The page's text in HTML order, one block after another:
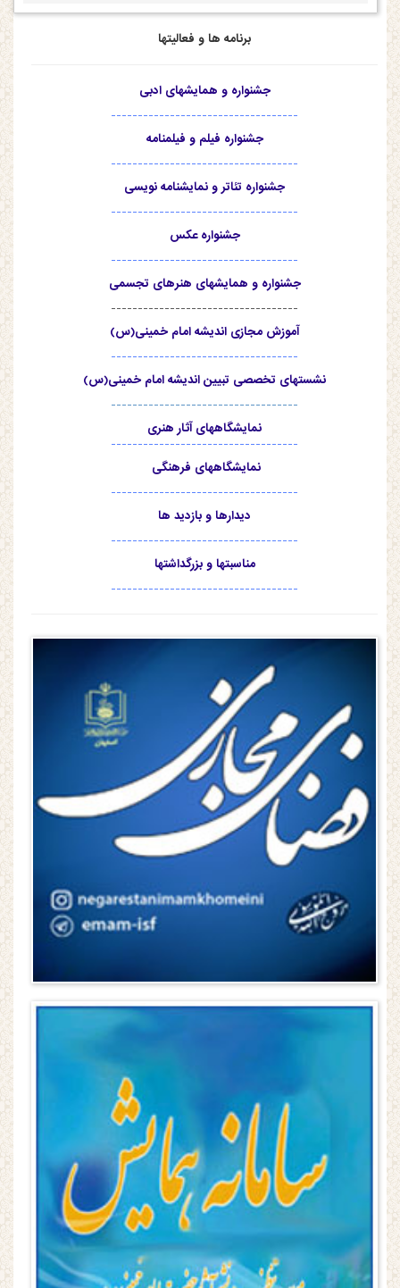
برنامه ها و فعالیتها
جشنواره و همایشهای ادبی
-----------------------------------
جشنواره فیلم و فیلمنامه
-----------------------------------
جشنواره تئاتر و نمایشنامه نویسی
-----------------------------------
جشنواره عکس
-----------------------------------
جشنواره و همایشهای هنرهای تجسمی
-----------------------------------
آموزش مجازی اندیشه امام خمینی(س)
-----------------------------------
نشستهای تخصصی تبیین اندیشه امام خمینی(س)
-----------------------------------
نمایشگاههای آثار هنری
-----------------------------------
نمایشگاههای فرهنگی
-----------------------------------
دیدارها و بازدید ها
-----------------------------------
مناسبتها و بزرگداشتها
-----------------------------------